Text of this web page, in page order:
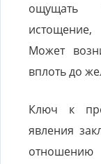
ощущать
Может
вплоть до
Ключ к
явления